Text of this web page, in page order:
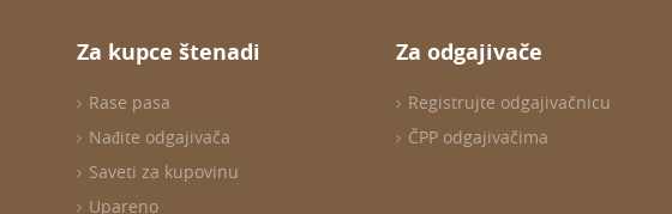
Za kupce štenadi
Rase pasa
Nađite odgajivača
Saveti za kupovinu
Upareno
Za odgajivače
Registrujte odgajivačnicu
ČPP odgajivačima